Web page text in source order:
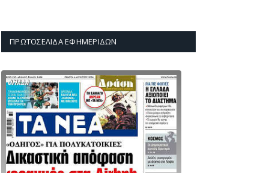
ΠΡΩΤΟΣΈΛΙΔΑ ΕΦΗΜΕΡΊΔΩΝ